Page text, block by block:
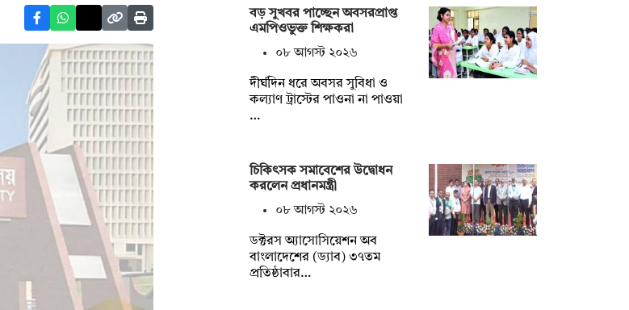
বড় সুখবর পাচ্ছেন অবসরপ্রাপ্ত
এমপিওভুক্ত শিক্ষকরা
০৮ আগস্ট ২০২৬
দীর্ঘদিন ধরে অবসর সুবিধা ও
কল্যাণ ট্রাস্টের পাওনা না পাওয়া
…
চিকিৎসক সমাবেশের উদ্বোধন
করলেন প্রধানমন্ত্রী
০৮ আগস্ট ২০২৬
ডক্টরস অ্যাসোসিয়েশন অব
বাংলাদেশের (ড্যাব) ৩৭তম
প্রতিষ্ঠাবার…